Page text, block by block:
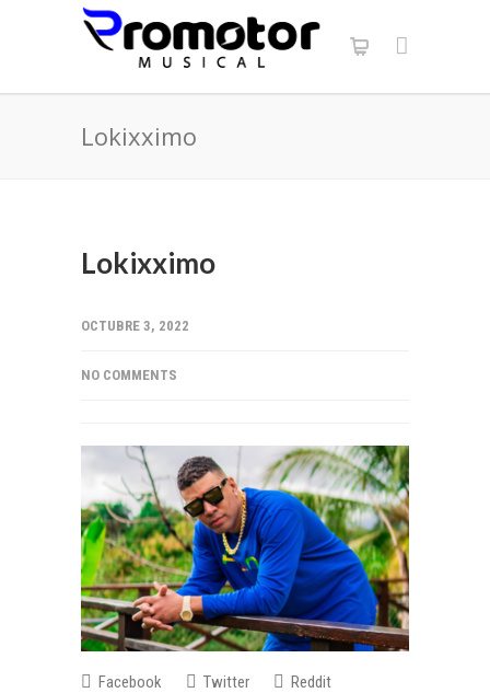
Lokixximo
Lokixximo
OCTUBRE 3, 2022
NO COMMENTS
Facebook Twitter Reddit